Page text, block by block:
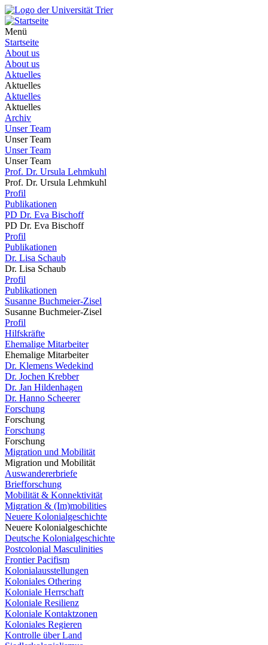
Menü
Startseite
About us
About us
Aktuelles
Aktuelles
Aktuelles
Aktuelles
Archiv
Unser Team
Unser Team
Unser Team
Unser Team
Prof. Dr. Ursula Lehmkuhl
Prof. Dr. Ursula Lehmkuhl
Profil
Publikationen
PD Dr. Eva Bischoff
PD Dr. Eva Bischoff
Profil
Publikationen
Dr. Lisa Schaub
Dr. Lisa Schaub
Profil
Publikationen
Susanne Buchmeier-Zisel
Susanne Buchmeier-Zisel
Profil
Hilfskräfte
Ehemalige Mitarbeiter
Ehemalige Mitarbeiter
Dr. Klemens Wedekind
Dr. Jochen Krebber
Dr. Jan Hildenhagen
Dr. Hanno Scheerer
Forschung
Forschung
Forschung
Forschung
Migration und Mobilität
Migration und Mobilität
Auswandererbriefe
Briefforschung
Mobilität & Konnektivität
Migration & (Im)mobilities
Neuere Kolonialgeschichte
Neuere Kolonialgeschichte
Deutsche Kolonialgeschichte
Postcolonial Masculinities
Frontier Pacifism
Kolonialausstellungen
Koloniales Othering
Koloniale Herrschaft
Koloniale Resilienz
Koloniale Kontaktzonen
Koloniales Regieren
Kontrolle über Land